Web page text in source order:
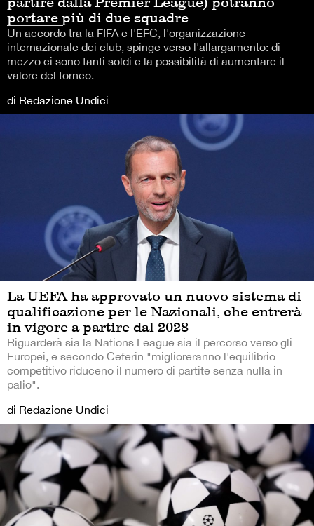
portare più di due squadre
Un accordo tra la FIFA e l'EFC, l'organizzazione
internazionale dei club, spinge verso l'allargamento: di
mezzo ci sono tanti soldi e la possibilità di aumentare il
valore del torneo.
di Redazione Undici
La UEFA ha approvato un nuovo sistema di
qualificazione per le Nazionali, che entrerà
in vigore a partire dal 2028
Riguarderà sia la Nations League sia il percorso verso gli
Europei, e secondo Ceferin "miglioreranno l'equilibrio
competitivo riduceno il numero di partite senza nulla in
palio".
di Redazione Undici